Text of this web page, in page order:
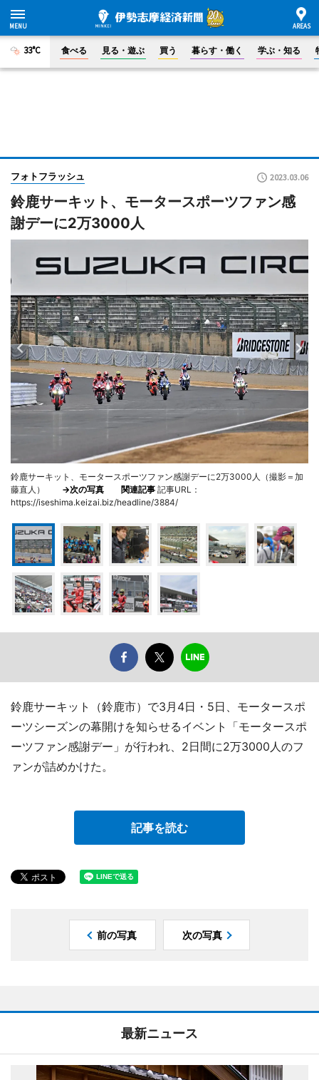
33°C 食べる 見る・遊ぶ 買う 暮らす・働く 学ぶ・知る
フォトフラッシュ 2023.03.06
鈴鹿サーキット、モータースポーツファン感
謝デーに2万3000人
鈴鹿サーキット、モータースポーツファン感謝デーに2万3000人（撮影＝加
藤直人） →次の写真 関連記事 記事URL：
https://iseshima.keizai.biz/headline/3884/
鈴鹿サーキット（鈴鹿市）で3月4日・5日、モータースポ
ーツシーズンの幕開けを知らせるイベント「モータースポ
ーツファン感謝デー」が行われ、2日間に2万3000人のフ
ァンが詰めかけた。
記事を読む
前の写真 次の写真
最新ニュース